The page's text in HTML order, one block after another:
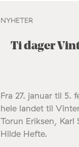
NYHETER
Ti dager
Fra 27. januar til 5.
hele landet til
Torun Eriksen, Karl
Hilde Hefte.